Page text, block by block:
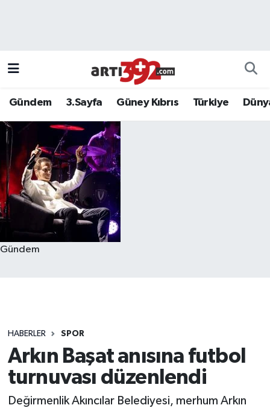
Gündem 3.Sayfa Güney Kıbrıs Türkiye
Gündem
HABERLER SPOR
Arkın Başat anısına futbol
turnuvası düzenlendi
Değirmenlik Akıncılar Belediyesi, merhum Arkın